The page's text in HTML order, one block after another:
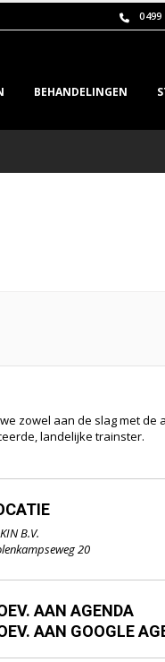
0499
BEHANDELINGEN
zowel aan de slag met
landelijke trainster.
B.V.
20
AAN AGENDA
AAN GOOGLE